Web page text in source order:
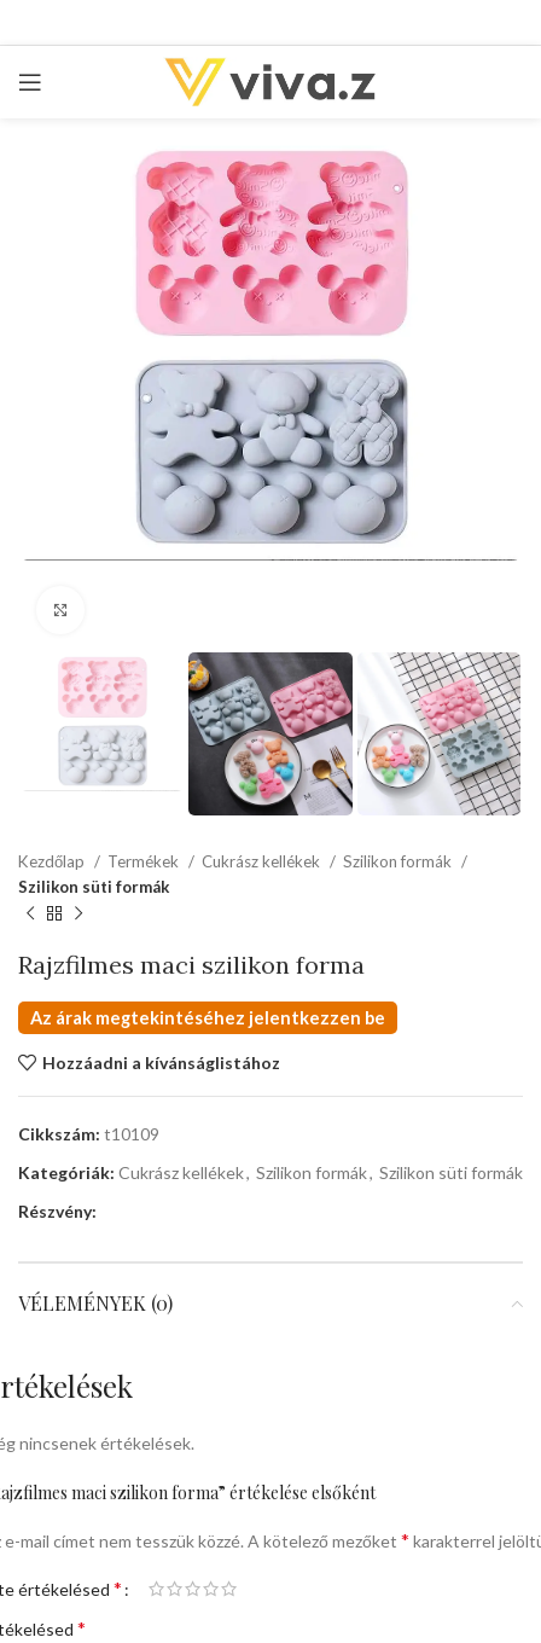
Kezdőlap Termékek Cukrász kellékek
Szilikon formák
Szilikon süti formák
Rajzfilmes maci szilikon forma
Az árak megtekintéséhez jelentkezzen be
Hozzáadni a kívánságlistához
Cikkszám: t10109
Kategóriák: Cukrász kellékek, Szilikon formák, Szilikon süti formák
Részvény:
VÉLEMÉNYEK (0)
nincsenek értékelések.
maci szilikon forma” értékelése elsőként
e-mail címet nem tesszük közzé. A kötelező mezőket * karakterrel
értékelésed *
*